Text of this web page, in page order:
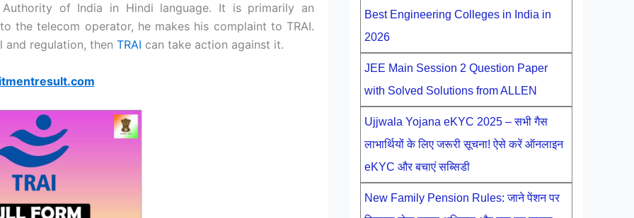
of India in Hindi language. It is primarily an
the telecom operator, he makes his complaint to TRAI.
regulation, then TRAI can take action against it.
Best Engineering Colleges in India in
2026
JEE Main Session 2 Question Paper
with Solved Solutions from ALLEN
Ujjwala Yojana eKYC 2025 – सभी गैस
लाभार्थियों के लिए जरूरी सूचना! ऐसे करें ऑनलाइन
eKYC और बचाएं सब्सिडी
New Family Pension Rules: जाने पेंशन पर